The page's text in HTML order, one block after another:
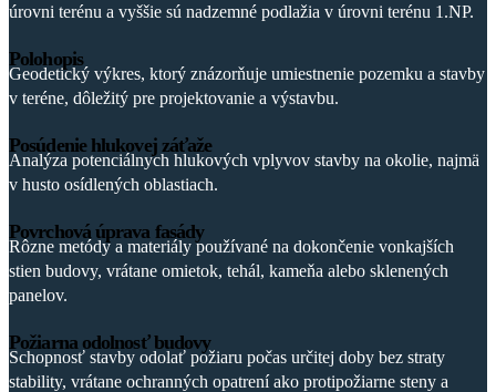
úrovni terénu a vyššie sú nadzemné podlažia v úrovni terénu 1.NP.
Polohopis
Geodetický výkres, ktorý znázorňuje umiestnenie pozemku a stavby
v teréne, dôležitý pre projektovanie a výstavbu.
Posúdenie hlukovej záťaže
Analýza potenciálnych hlukových vplyvov stavby na okolie, najmä
v husto osídlených oblastiach.
Povrchová úprava fasády
Rôzne metódy a materiály používané na dokončenie vonkajších
stien budovy, vrátane omietok, tehál, kameňa alebo sklenených
panelov.
Požiarna odolnosť budovy
Schopnosť stavby odolať požiaru počas určitej doby bez straty
stability, vrátane ochranných opatrení ako protipožiarne steny a